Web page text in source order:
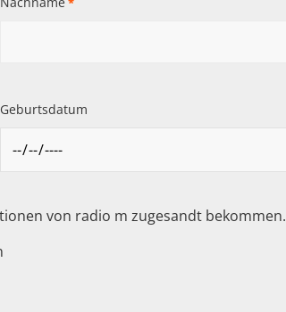
Geburtsdatum
von radio m zugesandt bekommen.